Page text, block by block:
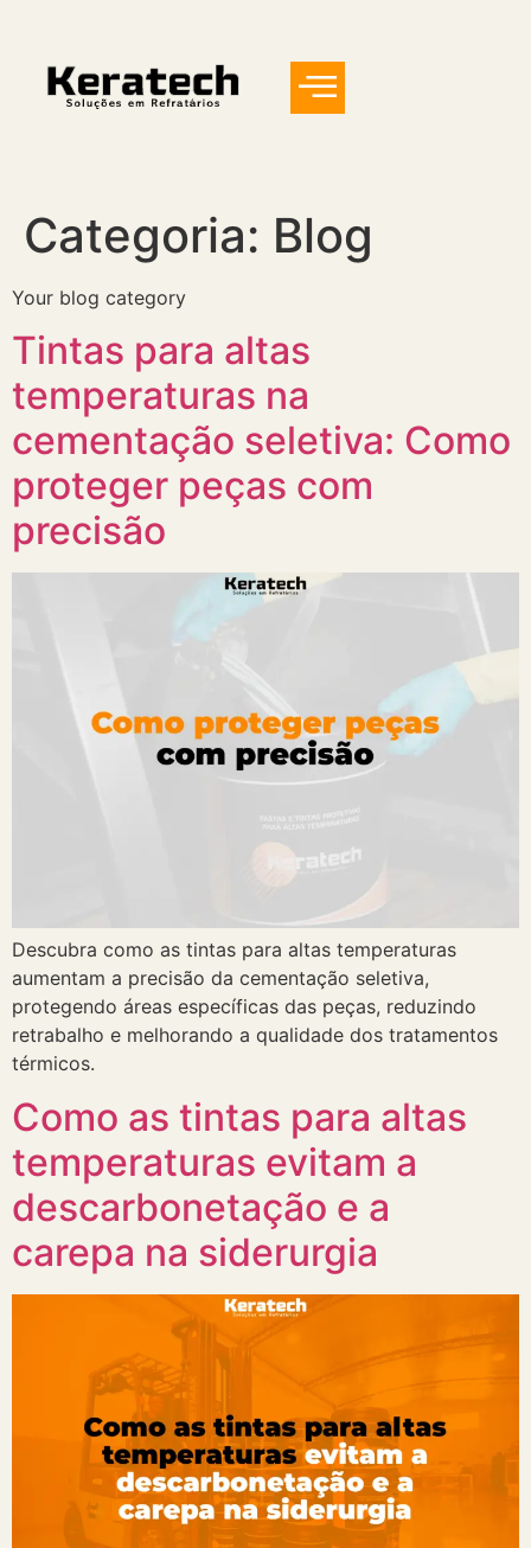
Categoria: Blog
Your blog category
Tintas para altas
temperaturas na
cementação seletiva: Como
proteger peças com
precisão
Descubra como as tintas para altas temperaturas
aumentam a precisão da cementação seletiva,
protegendo áreas específicas das peças, reduzindo
retrabalho e melhorando a qualidade dos tratamentos
térmicos.
Como as tintas para altas
temperaturas evitam a
descarbonetação e a
carepa na siderurgia